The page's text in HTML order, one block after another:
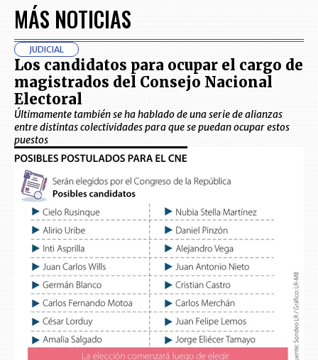
MÁS NOTICIAS
JUDICIAL
Los candidatos para ocupar el cargo de
magistrados del Consejo Nacional
Electoral
Últimamente también se ha hablado de una serie de alianzas
entre distintas colectividades para que se puedan ocupar estos
puestos